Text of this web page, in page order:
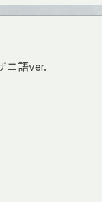
ニ語ver.